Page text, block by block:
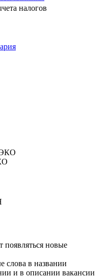
налогов
появляться новые
слова в названии
и в описании вакансии